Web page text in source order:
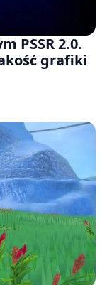
PSSR 2.0.
grafiki